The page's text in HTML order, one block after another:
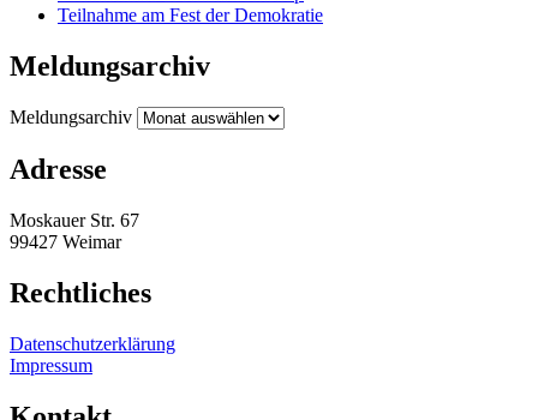
Teilnahme am Fest der Demokratie
Meldungsarchiv
Meldungsarchiv
Adresse
Moskauer Str. 67
99427 Weimar
Rechtliches
Datenschutzerklärung
Impressum